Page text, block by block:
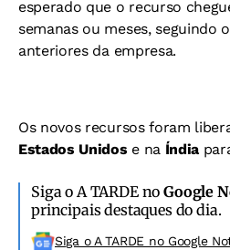
esperado que o recurso
semanas ou meses, seguindo
anteriores da empresa.
Os novos recursos foram
Estados Unidos e na Índia
Siga o A TARDE noGoogle
principais destaques do dia.
Siga o A TARDE no Google